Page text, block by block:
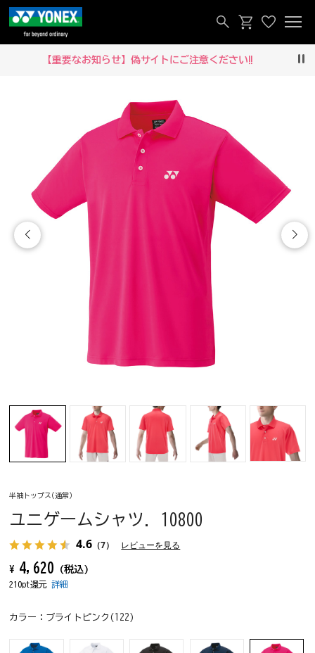
【重要なお知らせ】偽サイトにご注意ください‼
半袖トップス(通常)
ユニゲームシャツ. 10800
4.6 （7） レビューを見る
¥ 4,620 (税込)
210pt還元詳細
カラー： ブライトピンク(122)